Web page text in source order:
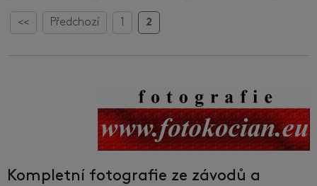
<< Předchozí 1 2
Kompletní fotografie ze závodů a